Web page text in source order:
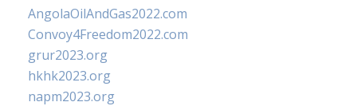
AngolaOilAndGas2022.com
Convoy4Freedom2022.com
grur2023.org
hkhk2023.org
napm2023.org